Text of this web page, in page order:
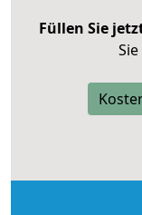
Füllen Sie